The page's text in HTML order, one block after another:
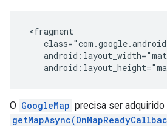
<fragment
O GoogleMap precisa ser adquirido